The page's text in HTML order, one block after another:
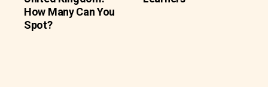
How Many Can You
Spot?